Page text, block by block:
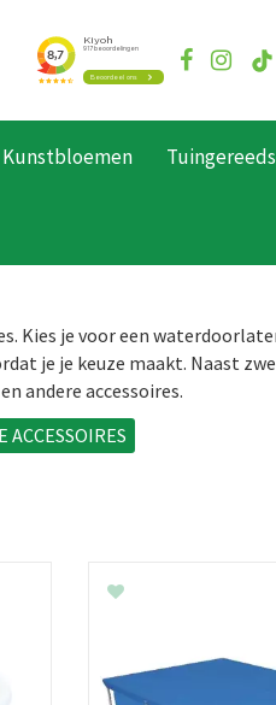
Kunstbloemen
Kies je voor een
je je keuze maakt. Naast
andere accessoires.
ACCESSOIRES